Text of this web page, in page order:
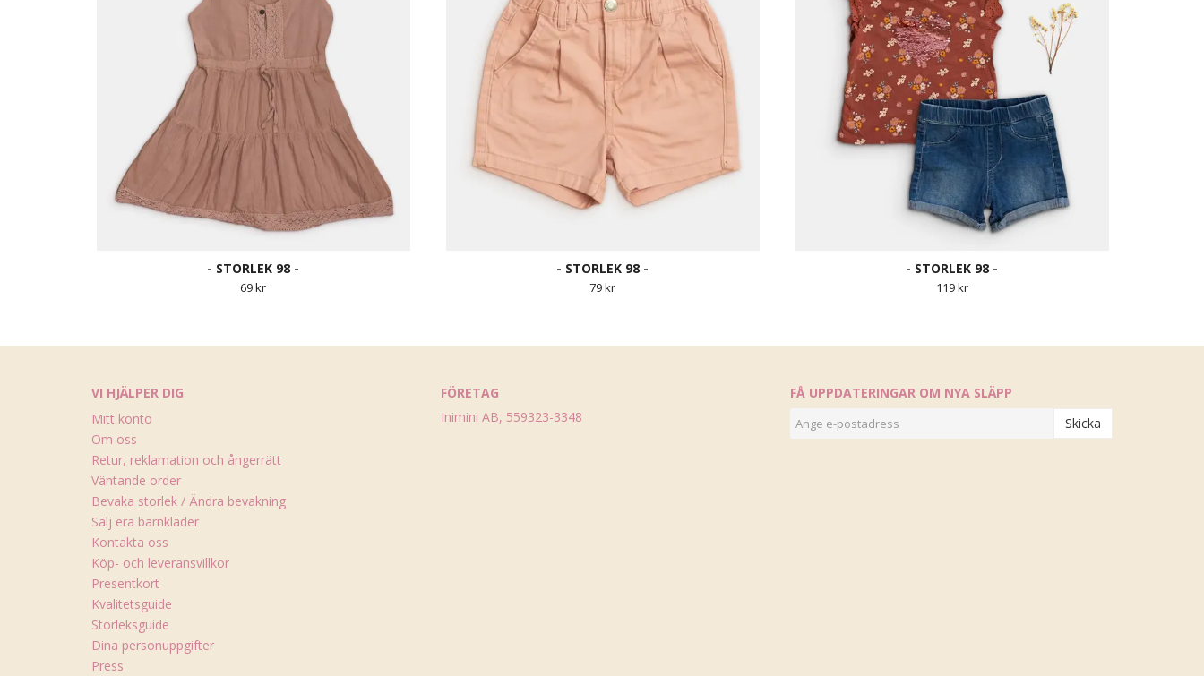
- STORLEK 98 -
69 kr
- STORLEK 98 -
79 kr
- STORLEK 98 -
119 kr
VI HJÄLPER DIG
Mitt konto
Om oss
Retur, reklamation och ångerrätt
Väntande order
Bevaka storlek / Ändra bevakning
Sälj era barnkläder
Kontakta oss
Köp- och leveransvillkor
Presentkort
Kvalitetsguide
Storleksguide
Dina personuppgifter
Press
FÖRETAG
Inimini AB, 559323-3348
FÅ UPPDATERINGAR OM NYA SLÄPP
Skicka